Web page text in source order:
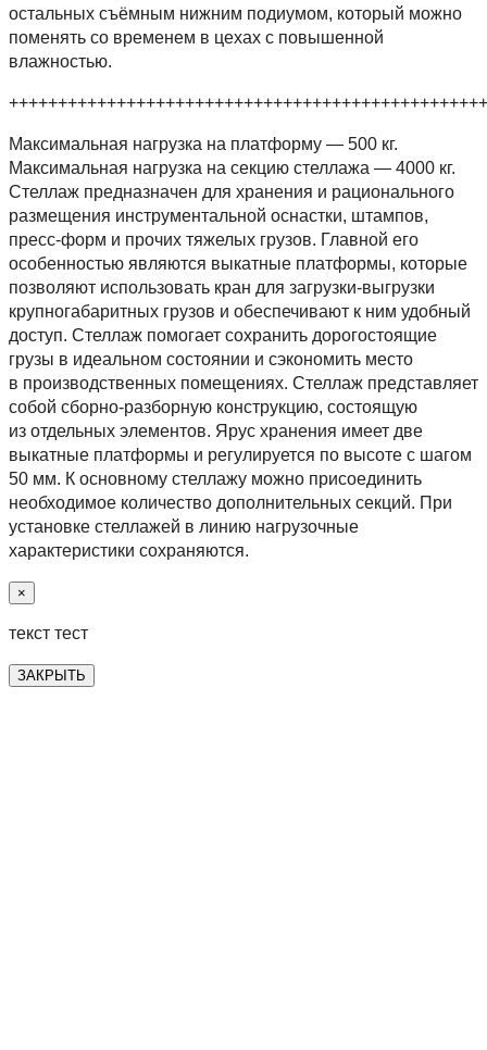
остальных съёмным нижним подиумом, который можно
поменять со временем в цехах с повышенной
влажностью.
Максимальная нагрузка на платформу — 500 кг.
Максимальная нагрузка на секцию стеллажа — 4000 кг.
Cтеллаж предназначен для хранения и рационального
размещения инструментальной оснастки, штампов,
пресс-форм и прочих тяжелых грузов. Главной его
особенностью являются выкатные платформы, которые
позволяют использовать кран для загрузки-выгрузки
крупногабаритных грузов и обеспечивают к ним удобный
доступ. Стеллаж помогает сохранить дорогостоящие
грузы в идеальном состоянии и сэкономить место
в производственных помещениях. Стеллаж представляет
собой сборно-разборную конструкцию, состоящую
из отдельных элементов. Ярус хранения имеет две
выкатные платформы и регулируется по высоте с шагом
50 мм. К основному стеллажу можно присоединить
необходимое количество дополнительных секций. При
установке стеллажей в линию нагрузочные
характеристики сохраняются.
×
текст тест
ЗАКРЫТЬ